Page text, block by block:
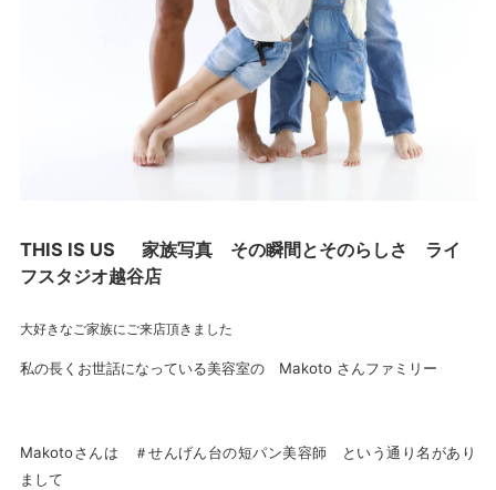
THIS IS US 家族写真 その瞬間とそのらしさ ライ
フスタジオ越谷店
大好きなご家族にご来店頂きました
私の長くお世話になっている美容室の Makoto さんファミリー
Makotoさんは ＃せんげん台の短パン美容師 という通り名があり
まして